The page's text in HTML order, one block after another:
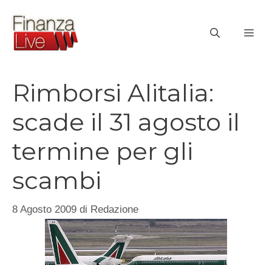
contenuto
Rimborsi Alitalia:
scade il 31 agosto il
termine per gli
scambi
8 Agosto 2009 di Redazione